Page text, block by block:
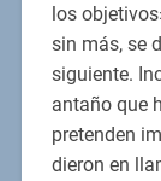
los
sin más, se
siguiente.
antaño que
pretenden
dieron en